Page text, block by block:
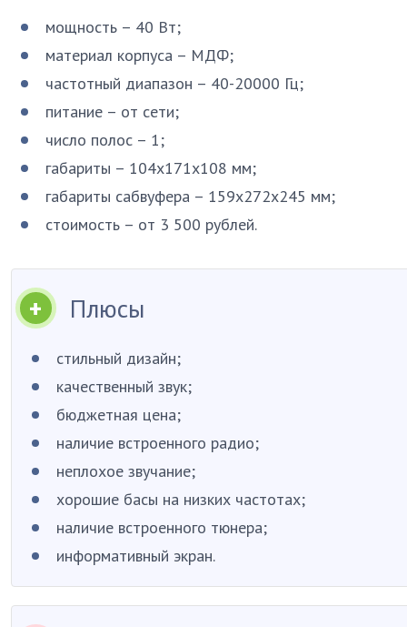
мощность – 40 Вт;
материал корпуса – МДФ;
частотный диапазон – 40-20000 Гц;
питание – от сети;
число полос – 1;
габариты – 104х171х108 мм;
габариты сабвуфера – 159х272х245 мм;
стоимость – от 3 500 рублей.
Плюсы
стильный дизайн;
качественный звук;
бюджетная цена;
наличие встроенного радио;
неплохое звучание;
хорошие басы на низких частотах;
наличие встроенного тюнера;
информативный экран.